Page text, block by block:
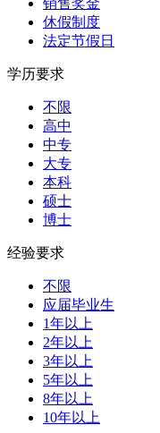
销售奖金
休假制度
法定节假日
学历要求
不限
高中
中专
大专
本科
硕士
博士
经验要求
不限
应届毕业生
1年以上
2年以上
3年以上
5年以上
8年以上
10年以上